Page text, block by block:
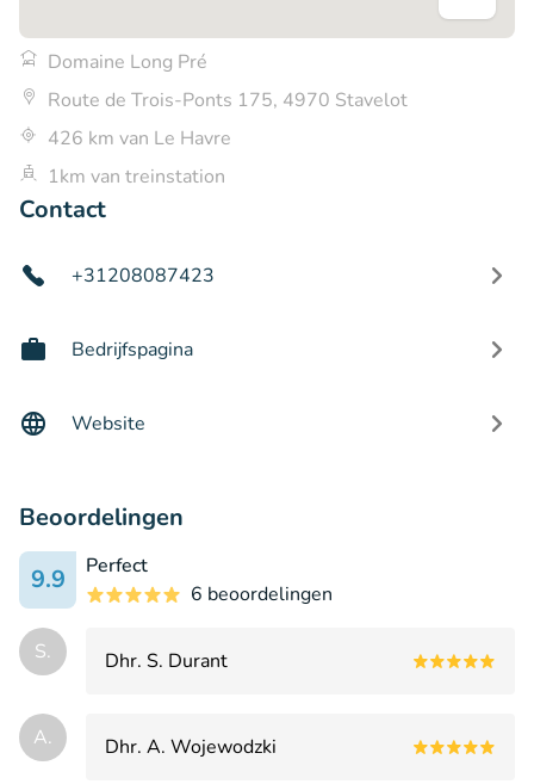
Domaine Long Pré
Route de Trois-Ponts 175, 4970 Stavelot
426 km van Le Havre
1km van treinstation
Contact
+31208087423
Bedrijfspagina
Website
Beoordelingen
9.9
Perfect
6 beoordelingen
S. Dhr. S. Durant
A. Dhr. A. Wojewodzki